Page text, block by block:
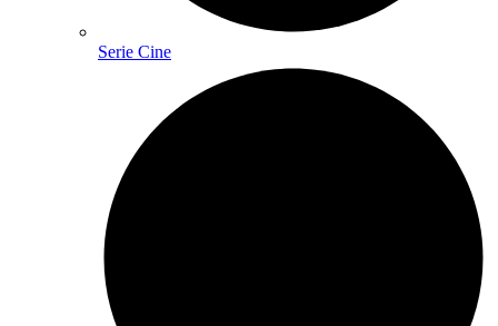
Serie Cine